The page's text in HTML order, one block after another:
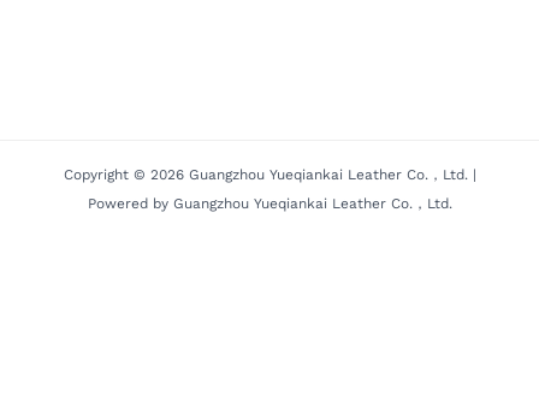
Copyright © 2026 Guangzhou Yueqiankai Leather Co.，Ltd. |
Powered by Guangzhou Yueqiankai Leather Co.，Ltd.